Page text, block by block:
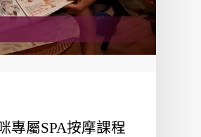
專屬SPA按摩課程